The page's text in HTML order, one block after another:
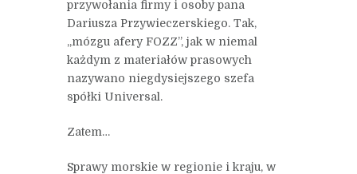
przywołania firmy i osoby pana
Dariusza Przywieczerskiego. Tak,
„mózgu afery FOZZ”, jak w niemal
każdym z materiałów prasowych
nazywano niegdysiejszego szefa
spółki Universal.
Zatem…
Sprawy morskie w regionie i kraju, w